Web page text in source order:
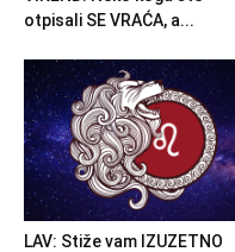
otpisali SE VRAĆA, a...
LAV: Stiže vam IZUZETNO